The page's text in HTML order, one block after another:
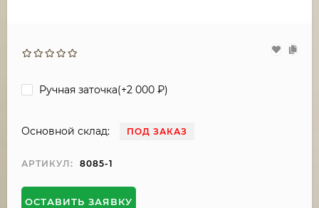
Ручная заточка(+2 000 ₽)
Основной склад: ПОД ЗАКАЗ
АРТИКУЛ: 8085-1
ОСТАВИТЬ ЗАЯВКУ